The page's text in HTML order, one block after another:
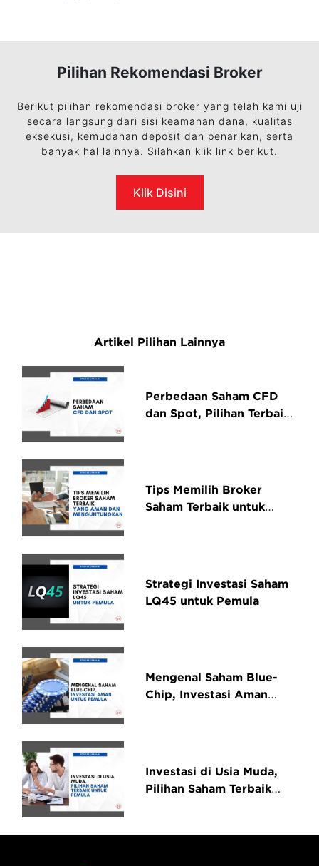
Pilihan Rekomendasi Broker
Berikut pilihan rekomendasi broker yang telah kami uji
secara langsung dari sisi keamanan dana, kualitas
eksekusi, kemudahan deposit dan penarikan, serta
banyak hal lainnya. Silahkan klik link berikut.
Klik Disini
Artikel Pilihan Lainnya
Perbedaan Saham CFD
dan Spot, Pilihan Terbaik
Tips Memilih Broker
Saham Terbaik untuk
Strategi Investasi Saham
LQ45 untuk Pemula
Mengenal Saham Blue-
Chip, Investasi Aman
Investasi di Usia Muda,
Pilihan Saham Terbaik